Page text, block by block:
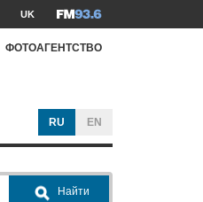
UK
ФОТОАГЕНТСТВО
RU EN
Найти